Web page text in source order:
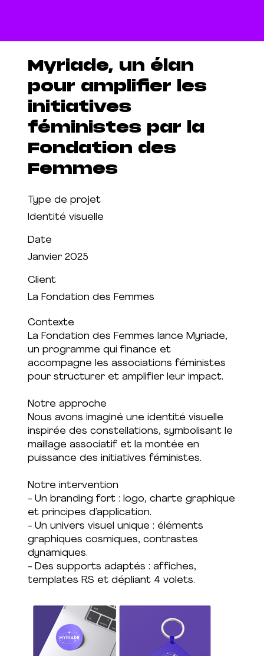
Myriade, un élan
pour amplifier les
initiatives
féministes par la
Fondation des
Femmes
Type de projet
Identité visuelle
Date
Janvier 2025
Client
La Fondation des Femmes
Contexte
La Fondation des Femmes lance Myriade,
un programme qui finance et
accompagne les associations féministes
pour structurer et amplifier leur impact.
Notre approche
Nous avons imaginé une identité visuelle
inspirée des constellations, symbolisant le
maillage associatif et la montée en
puissance des initiatives féministes.
Notre intervention
- Un branding fort : logo, charte graphique
et principes d’application.
- Un univers visuel unique : éléments
graphiques cosmiques, contrastes
dynamiques.
- Des supports adaptés : affiches,
templates RS et dépliant 4 volets.